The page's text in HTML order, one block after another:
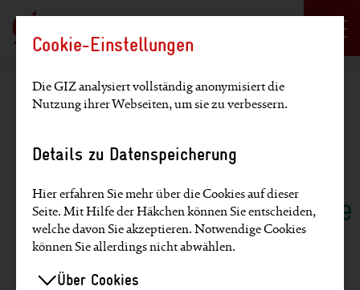
Sprachauswahl
Artikel finden
Volltextsuche Suche über
Schlagworte
und SDGs
Cookie-Einstellungen
Die GIZ analysiert vollständig anonymisiert die
Nutzung ihrer Webseiten, um sie zu verbessern.
Details zu Datenspeicherung
Hier erfahren Sie mehr über die Cookies auf dieser
Seite. Mit Hilfe der Häkchen können Sie entscheiden,
welche davon Sie akzeptieren. Notwendige Cookies
können Sie allerdings nicht abwählen.
Über Cookies